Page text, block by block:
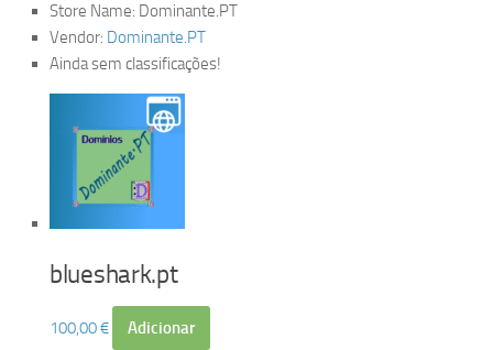
Store Name: Dominante.PT
Vendor: Dominante.PT
Ainda sem classificações!
blueshark.pt
100,00€ Adicionar